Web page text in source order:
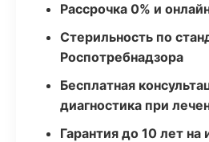
Рассрочка 0% и
Стерильность по
Роспотребнадзора
Бесплатная
диагностика при
Гарантия до 10 лет на